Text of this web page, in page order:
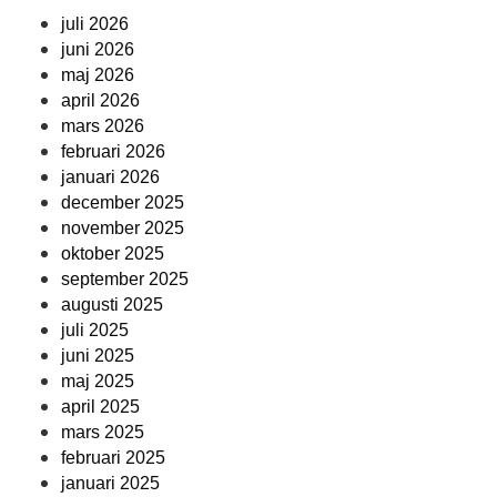
juli 2026
juni 2026
maj 2026
april 2026
mars 2026
februari 2026
januari 2026
december 2025
november 2025
oktober 2025
september 2025
augusti 2025
juli 2025
juni 2025
maj 2025
april 2025
mars 2025
februari 2025
januari 2025